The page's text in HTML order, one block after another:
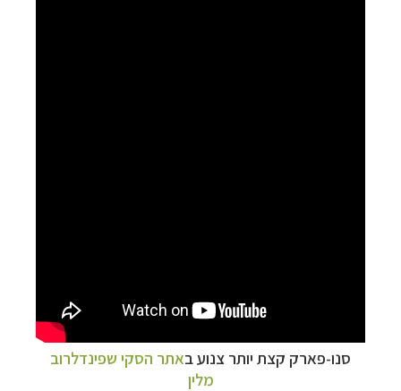
סנו-פארק קצת יותר צנוע באתר הסקי שפינדלרוב
מלין